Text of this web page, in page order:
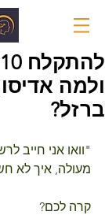
ולמה
ברזל?
"וואו אני חייב
מעולה, איך לא
קרה לכם?